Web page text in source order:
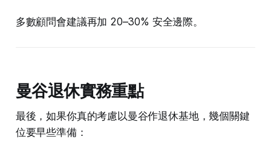
多數顧問會建議再加 20–30% 安全邊際。
曼谷退休實務重點
最後，如果你真的考慮以曼谷作退休基地，幾個關鍵
位要早些準備：